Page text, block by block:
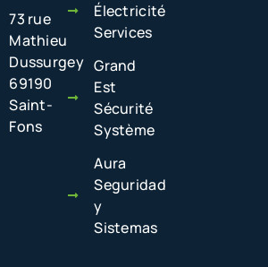
73 rue
Mathieu
Dussurgey
69190
Saint-
Fons
Électricité
Services
Grand
Est
Sécurité
Système
Aura
Seguridad
y
Sistemas